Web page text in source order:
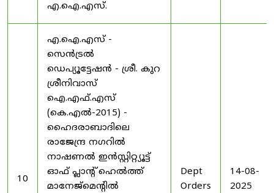
എ.ഐ.എസ്.
10
എ.ഐ.എസ് -
സെൻട്രൽ
ഡെപ്യൂട്ടേഷൻ - ശ്രീ. കുറ
ശ്രീനിവാസ്
ഐ.എഫ്.എസ്
(കെ.എൽ-2015) -
ഹൈദരാബാദിലെ
രാജേന്ദ്ര നഗറിൽ
നാഷണൽ ഇൻസ്റ്റിറ്റ്യൂട്ട്
ഓഫ് പ്ലാന്റ് ഹെൽത്ത്
മാനേജ്‌മെന്റിൽ
Dept
Orders
14-08-
2025